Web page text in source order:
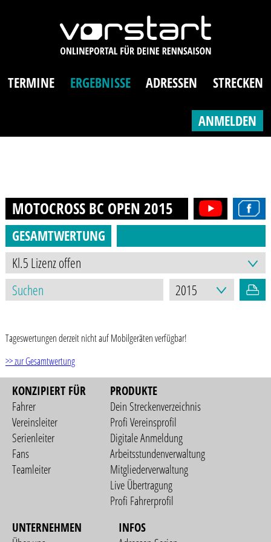
TERMINE ERGEBNISSE ADRESSEN STRECKEN
ANMELDEN
MOTOCROSS BC OPEN 2015
GESAMTWERTUNG
Tageswertungen derzeit nicht auf Mobilgeräten verfügbar!
>> zur Gesamtwertung
KONZIPIERT FÜR
Fahrer
Vereinsleiter
Serienleiter
Fans
Teamleiter
PRODUKTE
Dein Streckenverzeichnis
Profi Vereinsprofil
Digitale Anmeldung
Arbeitsstundenverwaltung
Mitgliederverwaltung
Live Übertragung
Profi Fahrerprofil
UNTERNEHMEN
INFOS